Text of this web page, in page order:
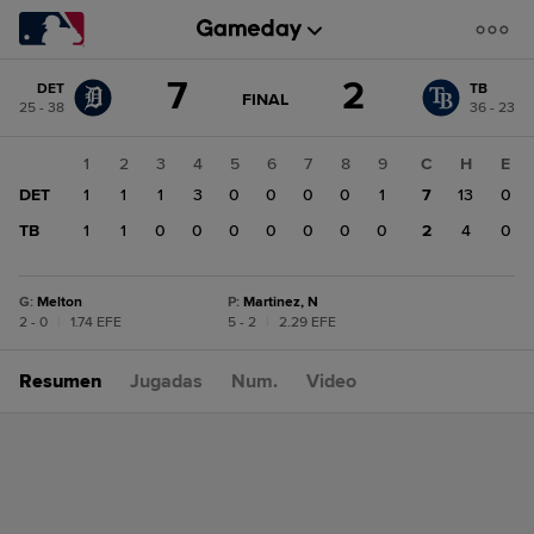
puntuación:
DET
25 - 38
7 JUEGO
ACTUALIZADO:
FINAL 2
TB
36 - 23
1 2 3 4 5 6 7 8
9
DET
1 1 1 3 0 0 0 0
1
TB
1 1 0 0 0 0 0 0 0
C H
E
7
13
0
2
4 0
G: Melton
2 - 0
1.74 EFE
P: Martinez, N
5 - 2
2.29 EFE
Resumen Jugadas Num. Video